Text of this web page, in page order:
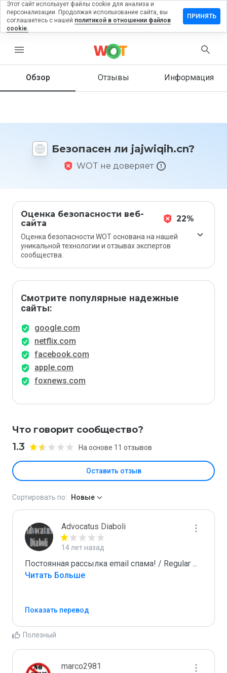
menu
Обзор Отзывы Информация
Безопасен ли jajwiqih.cn?
WOT не доверяет
Оценка безопасности веб-
сайта
22%
Оценка безопасности WOT основана на нашей
уникальной технологии и отзывах экспертов
сообщества.
Смотрите популярные надежные
сайты:
google.com
netflix.com
facebook.com
apple.com
foxnews.com
Что говорит сообщество?
1.3 На основе 11 отзывов
Оставить отзыв
на
Как бы
этот
1 до 5?
Сортировать по: Новые
Advocatus Diaboli
14 лет назад
Постоянная рассылка email спама! / Regular ...
Читать Больше
Показать перевод
Полезный
marco2981
Этот сайт использует файлы cookie для анализа и
персонализации. Продолжая использование сайта, вы
соглашаетесь с нашей политикой в отношении файлов
cookie.
ПРИНЯТЬ